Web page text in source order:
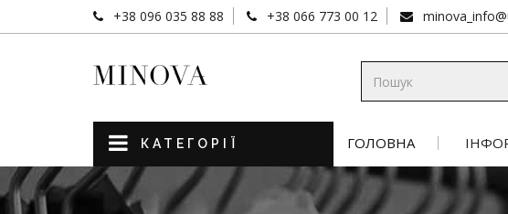
+38 096 035 88 88 +38 066 773 00 12
КАТЕГОРІЇ ГОЛОВНА